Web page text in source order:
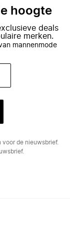
hoogte
deals
merken.
mannenmode
voor de nieuwsbrief.